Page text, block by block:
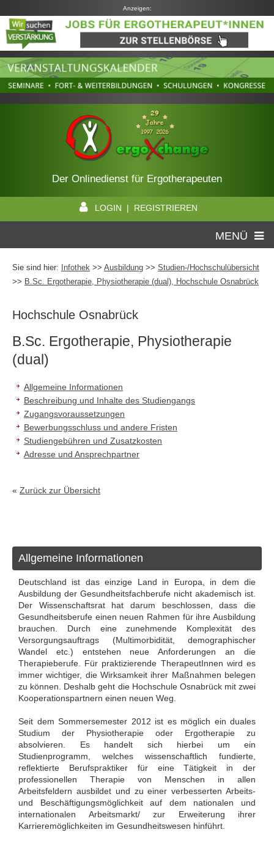
Anzeigen:
Der Onlinedienst für Ergotherapeuten
LOGIN | REGISTRIEREN
MENÜ
Sie sind hier: Infothek >> Ausbildung >> Studien-/Hochschulübersicht
>> B.Sc. Ergotherapie, Physiotherapie (dual), Hochschule Osnabrück
Hochschule Osnabrück
B.Sc. Ergotherapie, Physiotherapie
(dual)
Allgemeine Informationen
Beschreibung und Inhalte des Studiengangs
Zugangsvoraussetzungen
Bewerbungsschluss und andere Fristen
Studiengebühren und Zusatzkosten
Adresse und Ansprechpartner
« Zurück zur Übersicht
Allgemeine Informationen
Deutschland ist das einzige Land in Europa, in dem die
Ausbildung der Gesundheitsfachberufe nicht akademisch ist.
Der Wissenschaftsrat hat darum beschlossen, dass die
Gesundheitsberufe einen neuen Rahmen für ihre Ausbildung
brauchen. Durch eine zunehmende Komplexität des
Versorgungsauftrags (Multimorbidität, demographischer
Wandel etc.) entstehen neue Anforderungen an die
Therapieberufe. Für praktizierende TherapeutInnen wird es
immer wichtiger, die Wirksamkeit ihrer Maßnahmen belegen
zu können. Deshalb geht die Hochschule Osnabrück mit zwei
Kooperationspartnern einen neuen Weg.
Seit dem Sommersemester 2012 ist es möglich ein duales
Studium der Physiotherapie oder Ergotherapie zu
absolvieren. Es handelt sich hierbei um ein
Studienprogramm, welches wissenschaftlich fundierte,
reflektierte Berufspraktiker für eine Tätigkeit in der
professionellen Therapie von Menschen in allen
Arbeitsfeldern ausbildet und zu einer verbesserten Arbeits-
und Beschäftigungsmöglichkeit auf dem nationalen und
internationalen Arbeitsmarkt/ zur Erweiterung ihrer
Karrieremöglichkeiten im Gesundheitswesen hinführt.